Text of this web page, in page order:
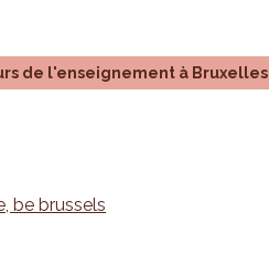
de l'enseignement à Bruxelles